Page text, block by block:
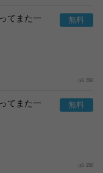
てまた一
350
てまた一
250